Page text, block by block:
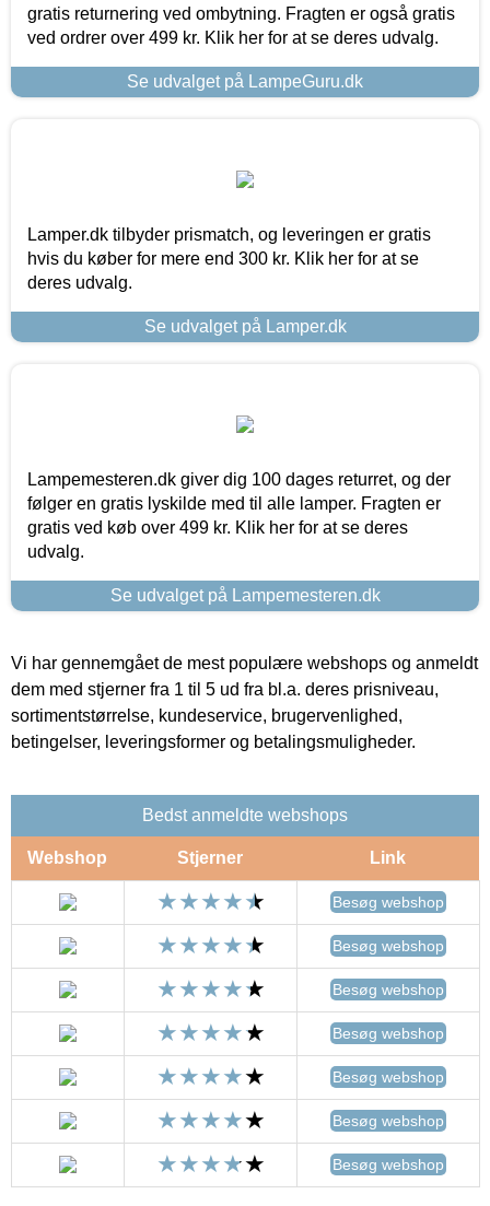
gratis returnering ved ombytning. Fragten er også gratis
ved ordrer over 499 kr. Klik her for at se deres udvalg.
Se udvalget på LampeGuru.dk
Lamper.dk tilbyder prismatch, og leveringen er gratis
hvis du køber for mere end 300 kr. Klik her for at se
deres udvalg.
Se udvalget på Lamper.dk
Lampemesteren.dk giver dig 100 dages returret, og der
følger en gratis lyskilde med til alle lamper. Fragten er
gratis ved køb over 499 kr. Klik her for at se deres
udvalg.
Se udvalget på Lampemesteren.dk
Vi har gennemgået de mest populære webshops og anmeldt
dem med stjerner fra 1 til 5 ud fra bl.a. deres prisniveau,
sortimentstørrelse, kundeservice, brugervenlighed,
betingelser, leveringsformer og betalingsmuligheder.
Bedst anmeldte webshops
Webshop Stjerner Link
Besøg webshop
Besøg webshop
Besøg webshop
Besøg webshop
Besøg webshop
Besøg webshop
Besøg webshop